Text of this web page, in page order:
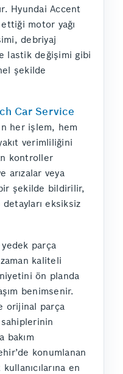
Hyundai Accent
ettiği motor yağı
debriyaj
lastik değişimi gibi
şekilde
Car Service
her işlem, hem
verimliliğini
kontroller
arızalar veya
şekilde bildirilir,
eksiksiz
parça
kaliteli
ön planda
benimsenir.
orijinal parça
sahiplerinin
bakım
konumlanan
en